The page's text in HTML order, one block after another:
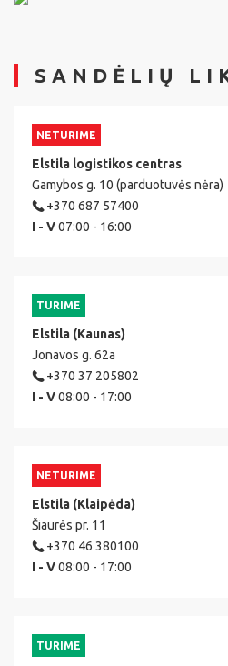
SANDĖLIŲ
NETURIME
Elstila logistikos centras
Gamybos g. 10 (parduotuvės nėra)
+370 687 57400
I - V07:00 - 16:00
TURIME
Elstila (Kaunas)
Jonavos g. 62a
+370 37 205802
I - V08:00 - 17:00
NETURIME
Elstila (Klaipėda)
Šiaurės pr. 11
+370 46 380100
I - V08:00 - 17:00
TURIME